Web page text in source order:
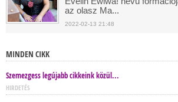
az olasz Ma...
2022-02-13 21:48
MINDEN CIKK
Szemezgess legújabb cikkeink közül...
HIRDETÉS